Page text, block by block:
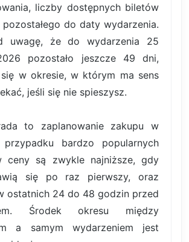
liczby dostępnych biletów
do daty wydarzenia.
uwagę, że do wydarzenia 25
pozostało jeszcze 49 dni,
się w okresie, w którym ma sens
jeśli się nie spieszysz.
to zaplanowanie zakupu w
bardzo popularnych
ceny są zwykle najniższe, gdy
się po raz pierwszy, oraz
ostatnich 24 do 48 godzin przed
Środek okresu między
a samym wydarzeniem jest